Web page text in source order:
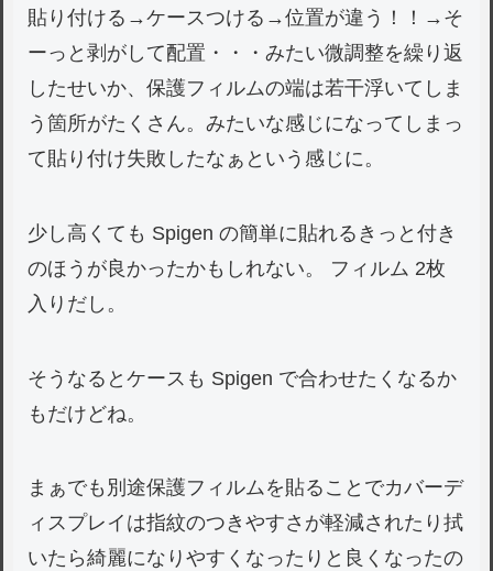
貼り付ける→ケースつける→位置が違う！！→そ
ーっと剥がして配置・・・みたい微調整を繰り返
したせいか、保護フィルムの端は若干浮いてしま
う箇所がたくさん。みたいな感じになってしまっ
て貼り付け失敗したなぁという感じに。
少し高くても Spigen の簡単に貼れるきっと付き
のほうが良かったかもしれない。 フィルム 2枚
入りだし。
そうなるとケースも Spigen で合わせたくなるか
もだけどね。
まぁでも別途保護フィルムを貼ることでカバーデ
ィスプレイは指紋のつきやすさが軽減されたり拭
いたら綺麗になりやすくなったりと良くなったの